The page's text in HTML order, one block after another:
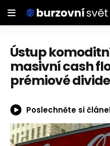
Ústup
masivní cash
prémiové
Poslechněte si